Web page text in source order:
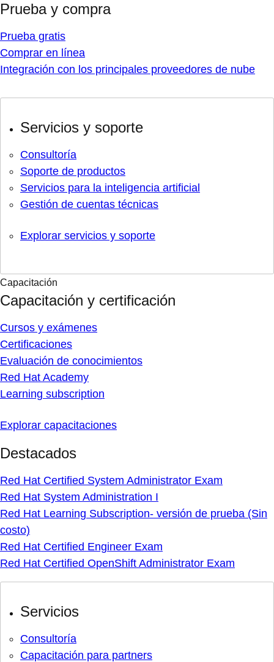
Prueba y compra
Prueba gratis
Comprar en línea
Integración con los principales proveedores de nube
Servicios y soporte
Consultoría
Soporte de productos
Servicios para la inteligencia artificial
Gestión de cuentas técnicas
Explorar servicios y soporte
Capacitación
Capacitación y certificación
Cursos y exámenes
Certificaciones
Evaluación de conocimientos
Red Hat Academy
Learning subscription
Explorar capacitaciones
Destacados
Red Hat Certified System Administrator Exam
Red Hat System Administration I
Red Hat Learning Subscription- versión de prueba (Sin
costo)
Red Hat Certified Engineer Exam
Red Hat Certified OpenShift Administrator Exam
Servicios
Consultoría
Capacitación para partners